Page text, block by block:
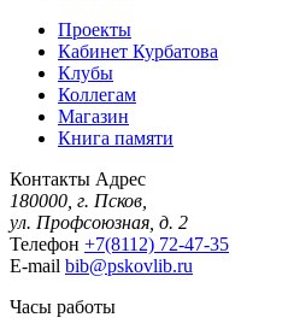
Проекты
Кабинет Курбатова
Клубы
Коллегам
Магазин
Книга памяти
Контакты Адрес
180000, г. Псков,
ул. Профсоюзная, д. 2
Телефон +7(8112) 72-47-35
E-mail bib@pskovlib.ru
Часы работы